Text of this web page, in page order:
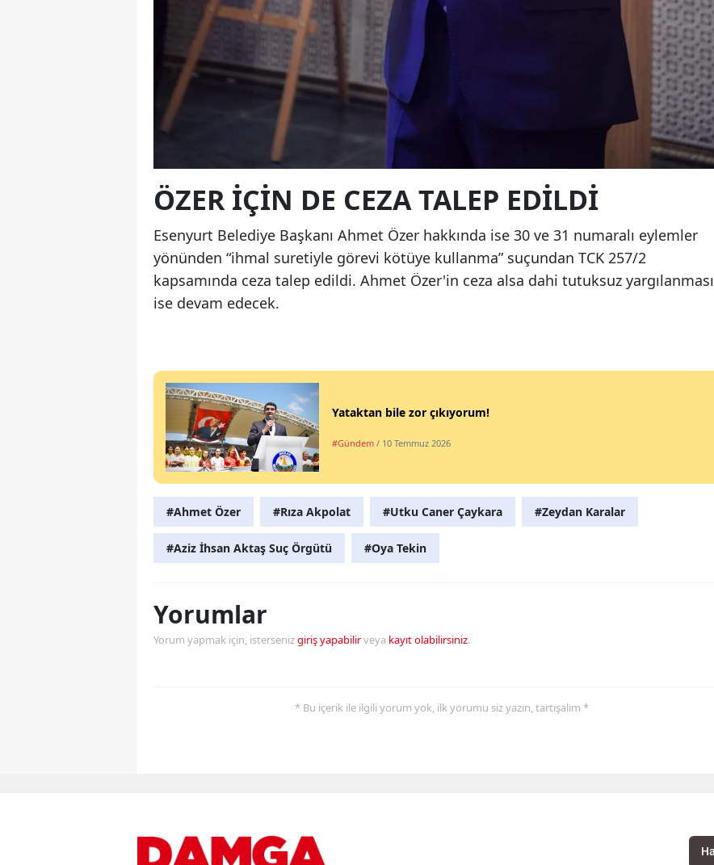
ÖZER İÇİN DE CEZA TALEP EDİLDİ
Esenyurt Belediye Başkanı Ahmet Özer hakkında ise 30 ve 31 numaralı eylemler
yönünden “ihmal suretiyle görevi kötüye kullanma” suçundan TCK 257/2
kapsamında ceza talep edildi. Ahmet Özer'in ceza alsa dahi tutuksuz yargılanması
ise devam edecek.
Yataktan bile zor çıkıyorum!
#Gündem / 10 Temmuz 2026
#Ahmet Özer #Rıza Akpolat #Utku Caner Çaykara #Zeydan Karalar
#Aziz İhsan Aktaş Suç Örgütü #Oya Tekin
Yorumlar
Yorum yapmak için, istersenizgiriş yapabilirveya kayıt olabilirsiniz.
* Bu içerik ile ilgili yorum yok, ilk yorumu siz yazın, tartışalım *